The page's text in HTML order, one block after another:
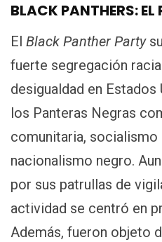
BLACK PANTHERS: EL
El Black Panther Party
fuerte segregación
desigualdad en
los Panteras Negras
comunitaria,
nacionalismo negro.
por sus patrullas de
actividad se centró en
Además, fueron objeto